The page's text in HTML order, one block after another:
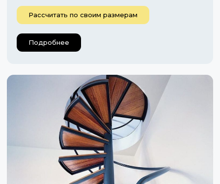
Рассчитать по своим размерам
Подробнее